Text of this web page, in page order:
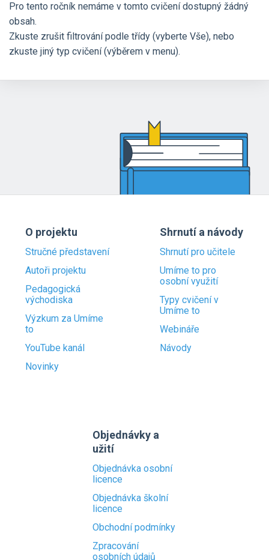
Pro tento ročník nemáme v tomto cvičení dostupný žádný
obsah.
Zkuste zrušit filtrování podle třídy (vyberte Vše), nebo
zkuste jiný typ cvičení (výběrem v menu).
O projektu
Stručné představení
Autoři projektu
Pedagogická
východiska
Výzkum za Umíme
to
YouTube kanál
Novinky
Shrnutí a návody
Shrnutí pro učitele
Umíme to pro
osobní využití
Typy cvičení v
Umíme to
Webináře
Návody
Objednávky a
užití
Objednávka osobní
licence
Objednávka školní
licence
Obchodní podmínky
Zpracování
osobních údajů